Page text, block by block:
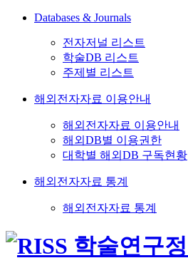
Databases & Journals
전자저널 리스트
학술DB 리스트
주제별 리스트
해외전자자료 이용안내
해외전자자료 이용안내
해외DB별 이용권한
대학별 해외DB 구독현황
해외전자자료 통계
해외전자자료 통계